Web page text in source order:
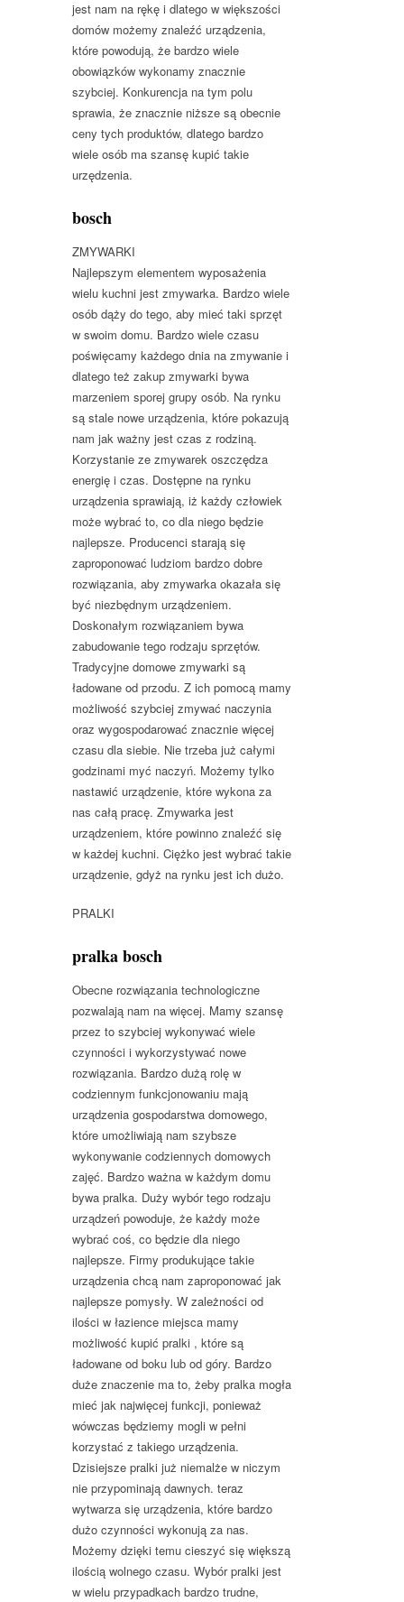
jest nam na rękę i dlatego w większości
domów możemy znaleźć urządzenia,
które powodują, że bardzo wiele
obowiązków wykonamy znacznie
szybciej. Konkurencja na tym polu
sprawia, że znacznie niższe są obecnie
ceny tych produktów, dlatego bardzo
wiele osób ma szansę kupić takie
urzędzenia.
bosch
ZMYWARKI
Najlepszym elementem wyposażenia
wielu kuchni jest zmywarka. Bardzo wiele
osób dąży do tego, aby mieć taki sprzęt
w swoim domu. Bardzo wiele czasu
poświęcamy każdego dnia na zmywanie i
dlatego też zakup zmywarki bywa
marzeniem sporej grupy osób. Na rynku
są stale nowe urządzenia, które pokazują
nam jak ważny jest czas z rodziną.
Korzystanie ze zmywarek oszczędza
energię i czas. Dostępne na rynku
urządzenia sprawiają, iż każdy człowiek
może wybrać to, co dla niego będzie
najlepsze. Producenci starają się
zaproponować ludziom bardzo dobre
rozwiązania, aby zmywarka okazała się
być niezbędnym urządzeniem.
Doskonałym rozwiązaniem bywa
zabudowanie tego rodzaju sprzętów.
Tradycyjne domowe zmywarki są
ładowane od przodu. Z ich pomocą mamy
możliwość szybciej zmywać naczynia
oraz wygospodarować znacznie więcej
czasu dla siebie. Nie trzeba już całymi
godzinami myć naczyń. Możemy tylko
nastawić urządzenie, które wykona za
nas całą pracę. Zmywarka jest
urządzeniem, które powinno znaleźć się
w każdej kuchni. Ciężko jest wybrać takie
urządzenie, gdyż na rynku jest ich dużo.
PRALKI
pralka bosch
Obecne rozwiązania technologiczne
pozwalają nam na więcej. Mamy szansę
przez to szybciej wykonywać wiele
czynności i wykorzystywać nowe
rozwiązania. Bardzo dużą rolę w
codziennym funkcjonowaniu mają
urządzenia gospodarstwa domowego,
które umożliwiają nam szybsze
wykonywanie codziennych domowych
zajęć. Bardzo ważna w każdym domu
bywa pralka. Duży wybór tego rodzaju
urządzeń powoduje, że każdy może
wybrać coś, co będzie dla niego
najlepsze. Firmy produkujące takie
urządzenia chcą nam zaproponować jak
najlepsze pomysły. W zależności od
ilości w łazience miejsca mamy
możliwość kupić pralki , które są
ładowane od boku lub od góry. Bardzo
duże znaczenie ma to, żeby pralka mogła
mieć jak najwięcej funkcji, ponieważ
wówczas będziemy mogli w pełni
korzystać z takiego urządzenia.
Dzisiejsze pralki już niemalże w niczym
nie przypominają dawnych. teraz
wytwarza się urządzenia, które bardzo
dużo czynności wykonują za nas.
Możemy dzięki temu cieszyć się większą
ilością wolnego czasu. Wybór pralki jest
w wielu przypadkach bardzo trudne,